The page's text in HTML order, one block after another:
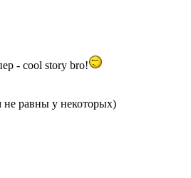
- cool story bro!
не равны у некоторых)